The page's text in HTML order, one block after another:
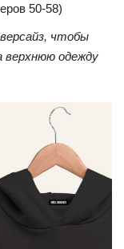
50-58)
чтобы
верхнюю одежду